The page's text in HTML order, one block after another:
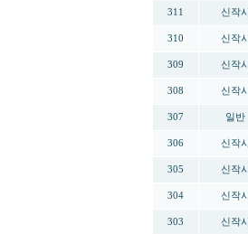
311 신작시
310 신작시
309 신작시
308 신작시
307 일반
306 신작시
305 신작시
304 신작시
303 신작시